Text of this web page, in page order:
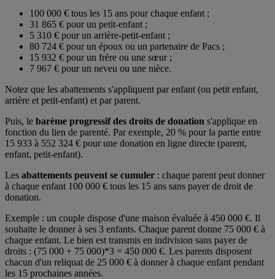
100 000 € tous les 15 ans pour chaque enfant ;
31 865 € pour un petit-enfant ;
5 310 € pour un arrière-petit-enfant ;
80 724 € pour un époux ou un partenaire de Pacs ;
15 932 € pour un frère ou une sœur ;
7 967 € pour un neveu ou une nièce.
Notez que les abattements s'appliquent par enfant (ou petit enfant,
arrière et petit-enfant) et par parent.
Puis, le barème progressif des droits de donation s'applique en
fonction du lien de parenté. Par exemple, 20 % pour la partie entre
15 933 à 552 324 € pour une donation en ligne directe (parent,
enfant, petit-enfant).
Les abattements peuvent se cumuler : chaque parent peut donner
à chaque enfant 100 000 € tous les 15 ans sans payer de droit de
donation.
Exemple : un couple dispose d'une maison évaluée à 450 000 €. Il
souhaite le donner à ses 3 enfants. Chaque parent donne 75 000 € à
chaque enfant. Le bien est transmis en indivision sans payer de
droits : (75 000 + 75 000)*3 = 450 000 €. Les parents disposent
chacun d'un reliquat de 25 000 € à donner à chaque enfant pendant
les 15 prochaines années.